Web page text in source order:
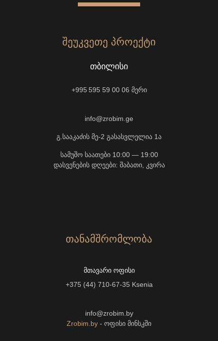
ᲨᲔᲣᲙᲕᲔᲗᲔ ᲞᲠᲝᲔᲥᲢᲘ
ᲗᲑᲘᲚᲘᲡᲘ
+995 595 59 00 06 მერი
info@zrobim.ge
გ.სააკაძის მე-2 გასასვლელია 1ა
სამუშო საათები 10:00 — 19:00
დასვენების დღეები: შაბათი, კვირა
ᲗᲐᲜᲐᲛᲨᲠᲝᲛᲚᲝᲑᲐ
ᲛᲗᲐᲕᲐᲠᲘ ᲝᲤᲘᲡᲘ
+375 (44) 710-67-35 Ksenia
info@zrobim.by
Zrobim.by - ოფისი მინსკში